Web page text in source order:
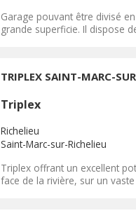
Garage pouvant être divisé
grande superficie. Il dispose
TRIPLEX SAINT-MARC-
Triplex
Richelieu
Saint-Marc-sur-Richelieu
Triplex offrant un excellent
face de la rivière, sur un